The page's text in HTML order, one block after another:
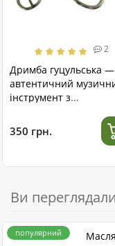
2
Дримба гуцульська —
автентичний
інструмент з
350 грн.
Ви переглядали
популярний